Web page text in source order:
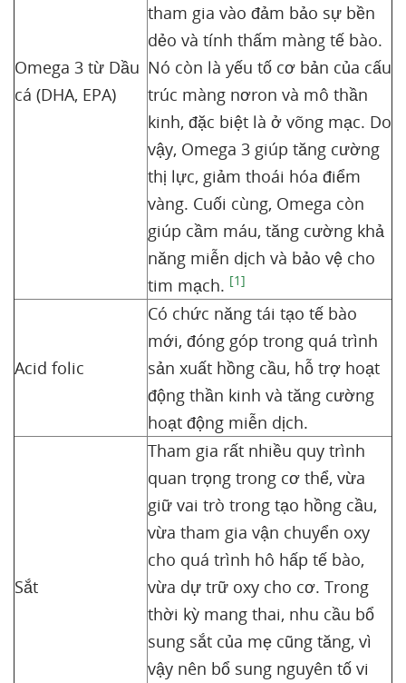
Omega 3 từ Dầu
cá (DHA, EPA)
tham gia vào đảm bảo sự bền
dẻo và tính thấm màng tế bào.
Nó còn là yếu tố cơ bản của cấu
trúc màng nơron và mô thần
kinh, đặc biệt là ở võng mạc. Do
vậy, Omega 3 giúp tăng cường
thị lực, giảm thoái hóa điểm
vàng. Cuối cùng, Omega còn
giúp cầm máu, tăng cường khả
năng miễn dịch và bảo vệ cho
tim mạch. [1]
Acid folic
Có chức năng tái tạo tế bào
mới, đóng góp trong quá trình
sản xuất hồng cầu, hỗ trợ hoạt
động thần kinh và tăng cường
hoạt động miễn dịch.
Sắt
Tham gia rất nhiều quy trình
quan trọng trong cơ thể, vừa
giữ vai trò trong tạo hồng cầu,
vừa tham gia vận chuyển oxy
cho quá trình hô hấp tế bào,
vừa dự trữ oxy cho cơ. Trong
thời kỳ mang thai, nhu cầu bổ
sung sắt của mẹ cũng tăng, vì
vậy nên bổ sung nguyên tố vi